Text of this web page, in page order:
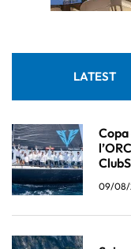
LATEST
Copa
09/08/